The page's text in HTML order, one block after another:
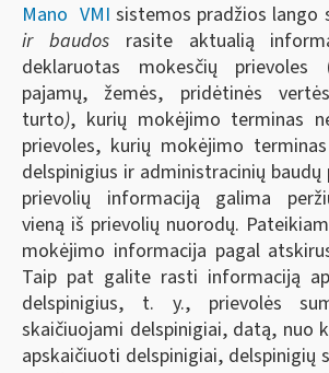
Mano VMI sistemos pradžios lango
ir baudos rasite aktualią
deklaruotas mokesčių prievoles
pajamų, žemės, pridėtinės
turto), kurių mokėjimo terminas
prievoles, kurių mokėjimo
delspinigius ir administracinių baudų
prievolių informaciją galima
vieną iš prievolių nuorodų.
mokėjimo informacija pagal
Taip pat galite rasti informaciją
delspinigius, t. y., prievolės
skaičiuojami delspinigiai, datą, nuo
apskaičiuoti delspinigiai, delspinigių